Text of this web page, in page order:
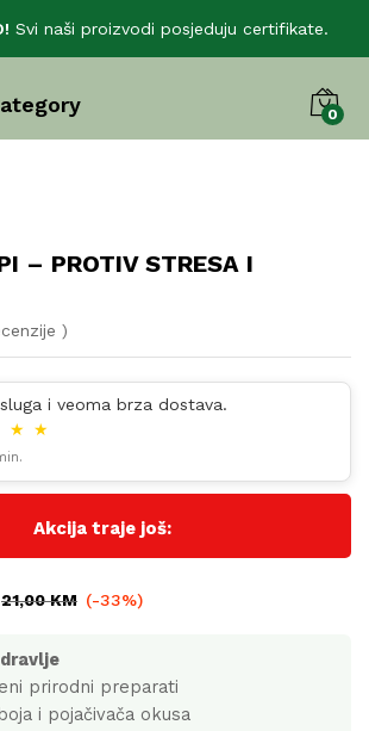
Svi naši proizvodi posjeduju certifikate.
0
– PROTIV STRESA I
)
i veoma brza dostava.
★ ★
Akcija traje još:
21,00KM (-33%)
prirodni preparati
i pojačivača okusa